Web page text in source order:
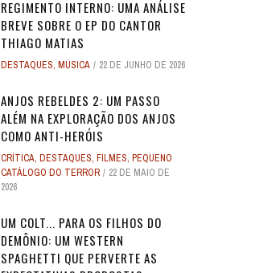
REGIMENTO INTERNO: UMA ANÁLISE
BREVE SOBRE O EP DO CANTOR
THIAGO MATIAS
DESTAQUES, MÚSICA 22 DE JUNHO DE 2026
ANJOS REBELDES 2: UM PASSO
ALÉM NA EXPLORAÇÃO DOS ANJOS
COMO ANTI-HERÓIS
CRÍTICA, DESTAQUES, FILMES, PEQUENO
CATÁLOGO DO TERROR
22 DE MAIO DE
2026
UM COLT... PARA OS FILHOS DO
DEMÔNIO: UM WESTERN
SPAGHETTI QUE PERVERTE AS